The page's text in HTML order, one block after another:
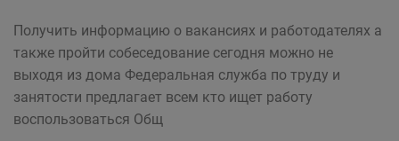
Получить информацию о вакансиях и работодателях а
также пройти собеседование сегодня можно не
выходя из дома Федеральная служба по труду и
занятости предлагает всем кто ищет работу
воспользоваться Общ